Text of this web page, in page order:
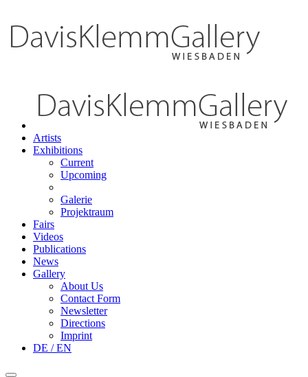
Artists
Exhibitions
Current
Upcoming
Galerie
Projektraum
Fairs
Videos
Publications
News
Gallery
About Us
Contact Form
Newsletter
Directions
Imprint
DE / EN